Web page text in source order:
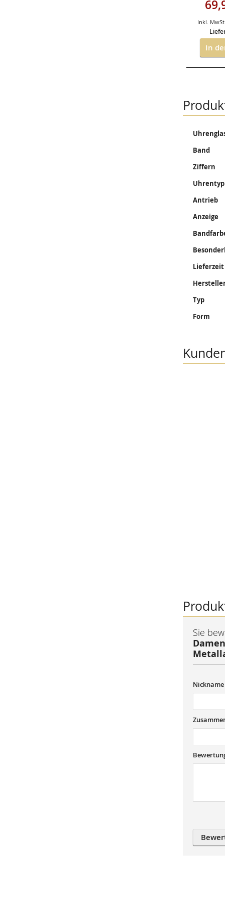
Inkl.
In
Mehr
Band
Ziffern
Uhrentyp
Antrieb
Anzeige
Lieferzeit
Typ
Form
Sie
Nickname